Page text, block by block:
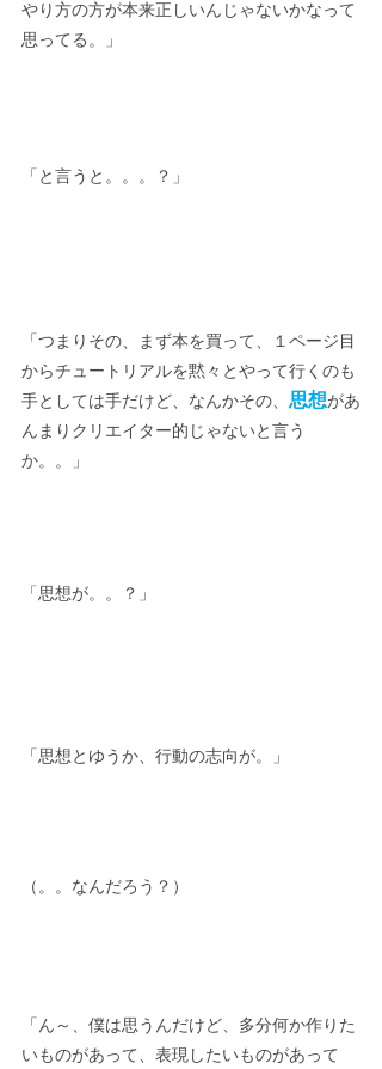
やり方の方が本来正しいんじゃないかなって
思ってる。」
「と言うと。。。？」
「つまりその、まず本を買って、１ページ目
からチュートリアルを黙々とやって行くのも
手としては手だけど、なんかその、 思想があ
んまりクリエイター的じゃないと言う
か。。」
「思想が。。？」
「思想とゆうか、行動の志向が。」
（。。なんだろう？）
「ん～、僕は思うんだけど、多分何か作りた
いものがあって、表現したいものがあって